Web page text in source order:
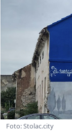
Foto: Stolac.city